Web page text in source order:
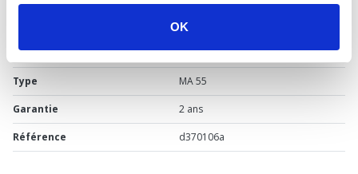
OKChaudière fioul
Marque CBM
Type MA 55
Garantie 2 ans
Référence d370106a